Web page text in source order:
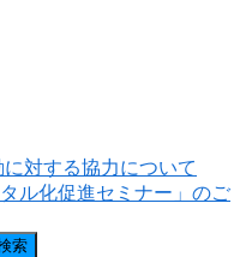
対する協力について
ル化促進セミナー」のご